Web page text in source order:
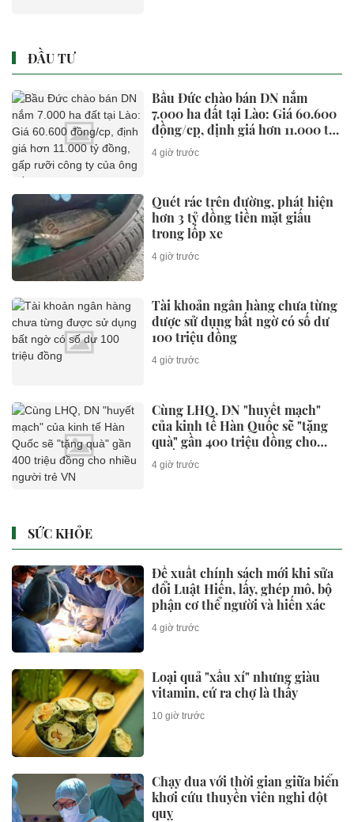
ĐẦU TƯ
Bầu Đức chào bán DN nắm
7.000 ha đất tại Lào: Giá 60.600
đồng/cp, định giá hơn 11.000 tỷ
đồng, gấp rưỡi công ty của ông
Trần Bá Dương
4 giờ trước
Quét rác trên đường, phát hiện
hơn 3 tỷ đồng tiền mặt giấu
trong lốp xe
4 giờ trước
Tài khoản ngân hàng chưa từng
được sử dụng bất ngờ có số dư
100 triệu đồng
4 giờ trước
Cùng LHQ, DN "huyết mạch"
của kinh tế Hàn Quốc sẽ "tặng
quà" gần 400 triệu đồng cho
nhiều người trẻ VN
4 giờ trước
SỨC KHỎE
Đề xuất chính sách mới khi sửa
đổi Luật Hiến, lấy, ghép mô, bộ
phận cơ thể người và hiến xác
4 giờ trước
Loại quả "xấu xí" nhưng giàu
vitamin, cứ ra chợ là thấy
10 giờ trước
Chạy đua với thời gian giữa biển
khơi cứu thuyền viên nghi đột
quỵ